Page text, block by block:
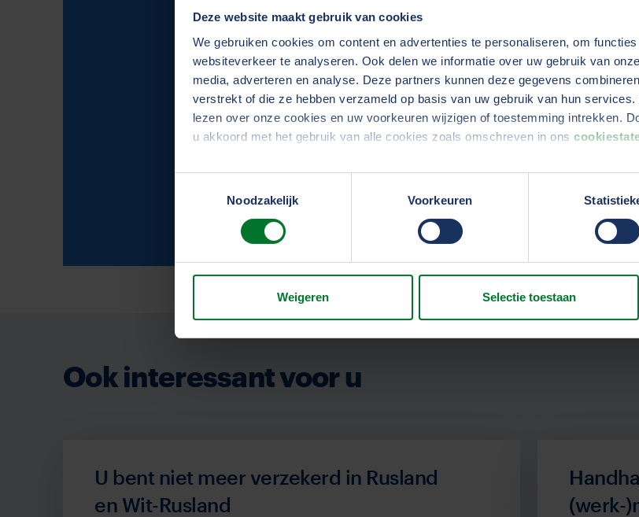
Deze website maakt gebruik van cookies
We gebruiken cookies om content en advertenties te personaliseren, om
websiteverkeer te analyseren. Ook delen we informatie over uw gebruik van
media, adverteren en analyse. Deze partners kunnen deze gegevens
verstrekt of die ze hebben verzameld op basis van uw gebruik van hun
lezen over onze cookies en uw voorkeuren wijzigen of toestemming intrekken.
u akkoord met het gebruik van alle cookies zoals omschreven in ons
We werken samen met die uw gegevens kunnen ontvangen en
Noodzakelijk
Voorkeuren
Weigeren Selectie toestaan
Ook interessant voor u
U bent niet meer verzekerd in Rusland
en Wit-Rusland
(werk-